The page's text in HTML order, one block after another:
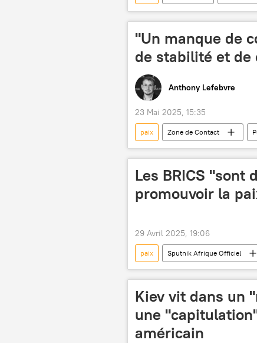
"Un manque de
de stabilité et
Anthony Lefebvre
23 Mai 2025, 15:35
paix Zone de Contact
Ukraine
conflit
Les BRICS "sont
promouvoir la
29 Avril 2025, 19:06
paix Sputnik Afrique Officiel
Kiev vit dans un
une
américain